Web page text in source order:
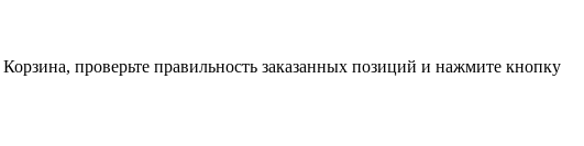
проверьте правильность заказанных позиций и нажмите кнопку